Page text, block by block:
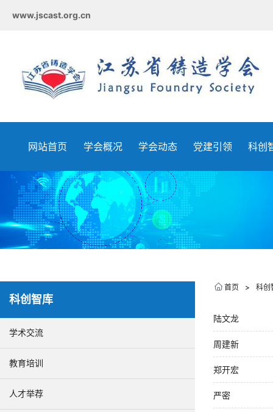
www.jscast.org.cn
网站首页 学会概况 学会动态 党建引领 科创
科创智库
学术交流
教育培训
人才举荐
首页 > 科创
陆文龙
周建新
郑开宏
严密